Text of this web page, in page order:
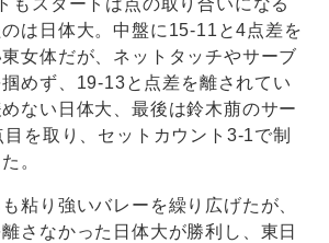
スタートは点の取り合いになる
は日体大。中盤に15-11と4点差を
女体だが、ネットタッチやサーブ
めず、19-13と点差を離されてい
ない日体大、最後は鈴木萠のサー
を取り、セットカウント3-1で制
。
粘り強いバレーを繰り広げたが、
さなかった日体大が勝利し、東日